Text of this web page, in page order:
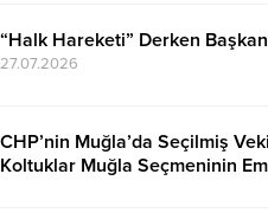
“Halk Hareketi” Derken
27.07.2026
CHP’nin Muğla’da Seçilmiş
Koltuklar Muğla Seçmeninin